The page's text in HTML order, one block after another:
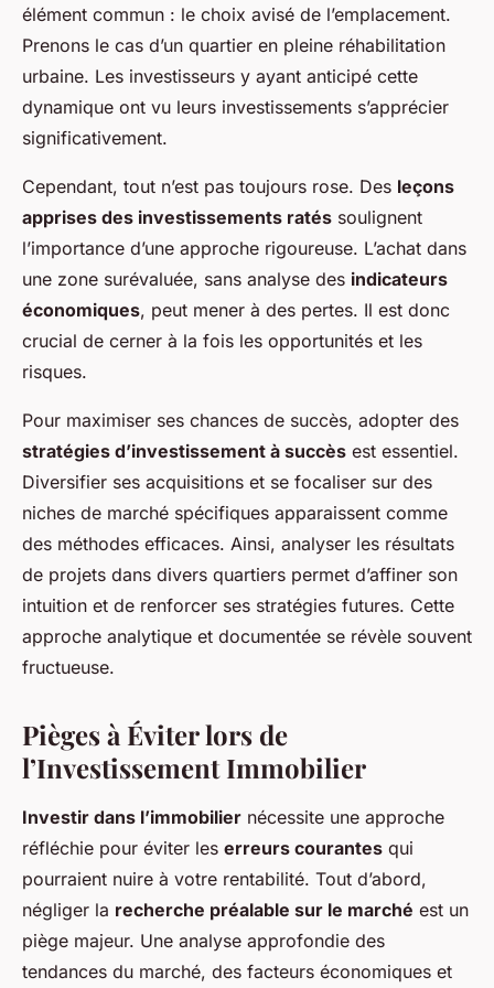
élément commun : le choix avisé de l’emplacement.
Prenons le cas d’un quartier en pleine réhabilitation
urbaine. Les investisseurs y ayant anticipé cette
dynamique ont vu leurs investissements s’apprécier
significativement.
Cependant, tout n’est pas toujours rose. Des leçons
apprises des investissements ratés soulignent
l’importance d’une approche rigoureuse. L’achat dans
une zone surévaluée, sans analyse des indicateurs
économiques, peut mener à des pertes. Il est donc
crucial de cerner à la fois les opportunités et les
risques.
Pour maximiser ses chances de succès, adopter des
stratégies d’investissement à succès est essentiel.
Diversifier ses acquisitions et se focaliser sur des
niches de marché spécifiques apparaissent comme
des méthodes efficaces. Ainsi, analyser les résultats
de projets dans divers quartiers permet d’affiner son
intuition et de renforcer ses stratégies futures. Cette
approche analytique et documentée se révèle souvent
fructueuse.
Pièges à Éviter lors de
l’Investissement Immobilier
Investir dans l’immobilier nécessite une approche
réfléchie pour éviter les erreurs courantes qui
pourraient nuire à votre rentabilité. Tout d’abord,
négliger la recherche préalable sur le marché est un
piège majeur. Une analyse approfondie des
tendances du marché, des facteurs économiques et